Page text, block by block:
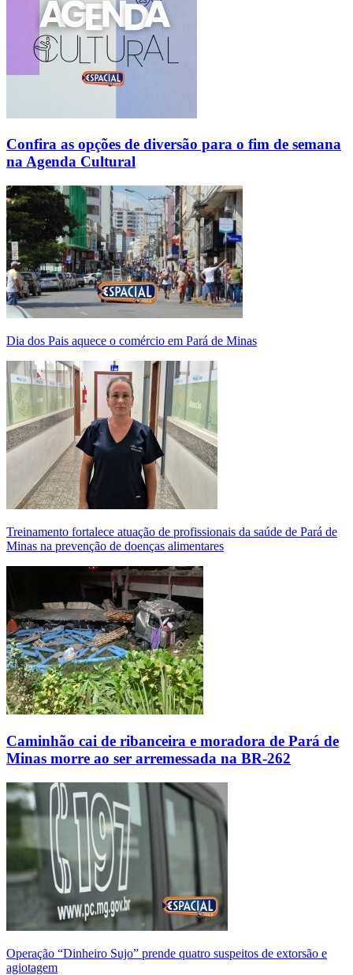
Confira as opções de diversão para o fim de semana
na Agenda Cultural
Dia dos Pais aquece o comércio em Pará de Minas
Treinamento fortalece atuação de profissionais da saúde de Pará de
Minas na prevenção de doenças alimentares
Caminhão cai de ribanceira e moradora de Pará de
Minas morre ao ser arremessada na BR-262
Operação “Dinheiro Sujo” prende quatro suspeitos de extorsão e
agiotagem